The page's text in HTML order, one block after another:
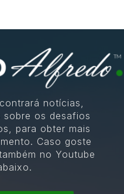
notícias,
os desafios
para obter mais
Caso goste
no Youtube